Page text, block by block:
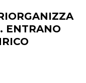
ENTRANO